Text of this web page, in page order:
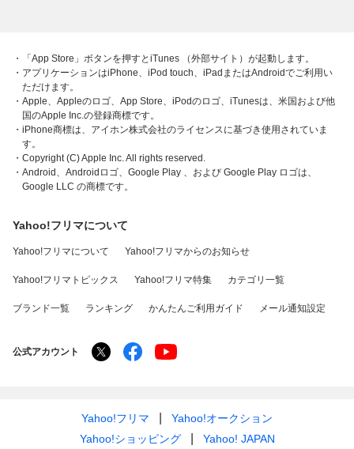
・「App Store」ボタンを押すとiTunes （外部サイト）が起動します。
・アプリケーションはiPhone、iPod touch、iPadまたはAndroidでご利用い
ただけます。
・Apple、Appleのロゴ、App Store、iPodのロゴ、iTunesは、米国および他
国のApple Inc.の登録商標です。
・iPhone商標は、アイホン株式会社のライセンスに基づき使用されていま
す。
・Copyright (C) Apple Inc. All rights reserved.
・Android、Androidロゴ、Google Play 、および Google Play ロゴは、
Google LLC の商標です。
Yahoo!フリマについて
Yahoo!フリマについて Yahoo!フリマからのお知らせ
Yahoo!フリマトピックス Yahoo!フリマ特集 カテゴリ一覧
ブランド一覧 ランキング かんたんご利用ガイド メール通知設定
公式アカウント
Yahoo!フリマ
Yahoo!オークション
Yahoo!ショッピング
Yahoo! JAPAN